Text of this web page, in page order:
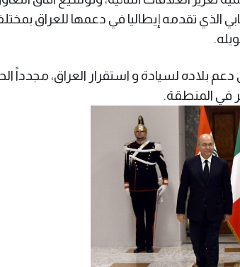
الذي تقدمه إيطاليا في دعمها للعراق
دعم بلاده لسيادة و استقرار العراق،
في المنطقة.